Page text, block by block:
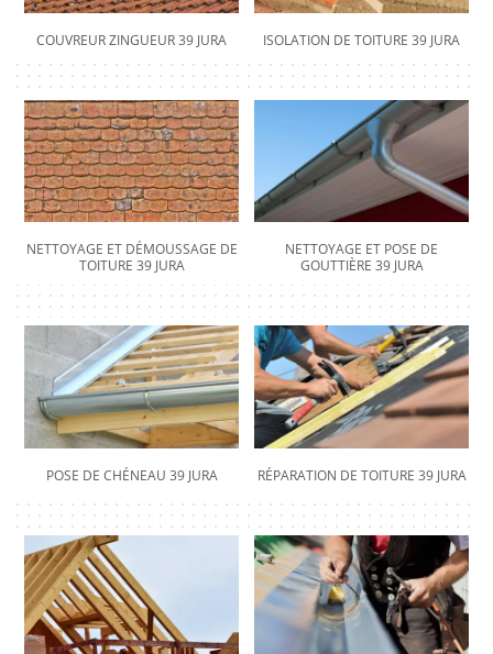
COUVREUR ZINGUEUR 39 JURA ISOLATION DE TOITURE 39 JURA
NETTOYAGE ET DÉMOUSSAGE DE
TOITURE 39 JURA
NETTOYAGE ET POSE DE
GOUTTIÈRE 39 JURA
POSE DE CHÉNEAU 39 JURA RÉPARATION DE TOITURE 39 JURA